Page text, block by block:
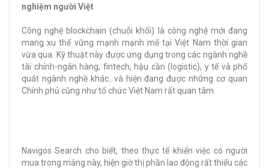
nghiệm người Việt
Công nghệ blockchain (chuỗi khối) là công nghệ mới đang
mang xu thế vững mạnh mạnh mẽ tại Việt Nam thời gian
vừa qua. Kỹ thuật này được ứng dụng trong các ngành nghề
tài chính-ngân hàng, fintech, hậu cần (logistic), y tế và phổ
quát ngành nghề khác…và hiện đang được những cơ quan
Chính phủ cũng như tổ chức Việt Nam rất quan tâm.
Navigos Search cho biết, theo thực tế khiến việc có người
mua trong mảng này, hiện giờ thị phần lao động rất thiếu các